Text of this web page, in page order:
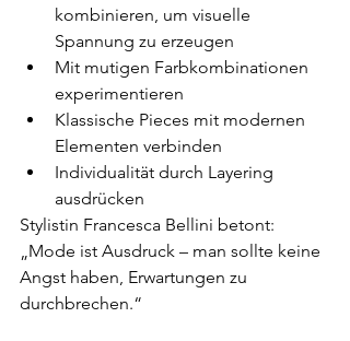
kombinieren, um visuelle
Spannung zu erzeugen
Mit mutigen Farbkombinationen
experimentieren
Klassische Pieces mit modernen
Elementen verbinden
Individualität durch Layering
ausdrücken
Stylistin Francesca Bellini betont:
„Mode ist Ausdruck – man sollte keine
Angst haben, Erwartungen zu
durchbrechen.“